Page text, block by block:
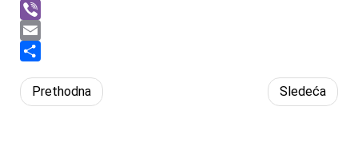
Messenger
Viber
Email
Prethodna
Sledeća